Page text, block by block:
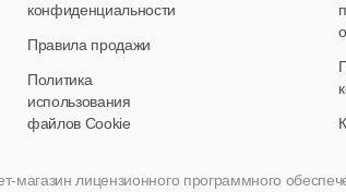
конфиденциальности
Правила продажи
Политика
использования
файлов Cookie
магазин лицензионного программного